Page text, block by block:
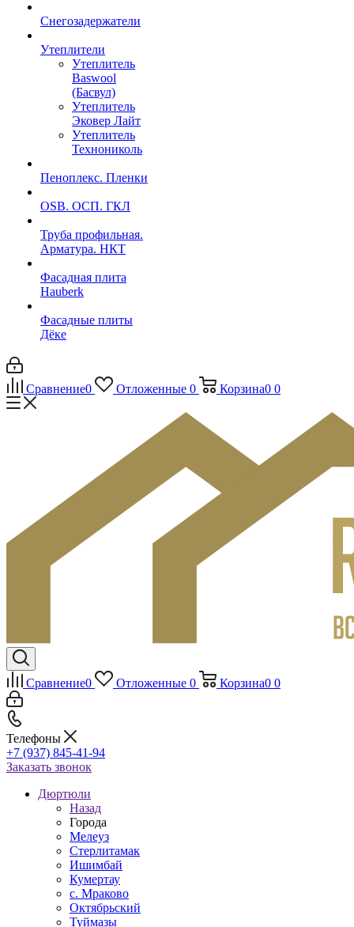
Снегозадержатели
Утеплители
Утеплитель
Baswool
(Басвул)
Утеплитель
Эковер Лайт
Утеплитель
Технониколь
Пеноплекс. Пленки
OSB. ОСП. ГКЛ
Труба профильная.
Арматура. НКТ
Фасадная плита
Hauberk
Фасадные плиты
Дёке
Сравнение0 Отложенные 0 Корзина0 0
Сравнение0 Отложенные 0 Корзина0 0
Телефоны
+7 (937) 845-41-94
Заказать звонок
Дюртюли
Назад
Города
Мелеуз
Стерлитамак
Ишимбай
Кумертау
c. Мраково
Октябрьский
Туймазы